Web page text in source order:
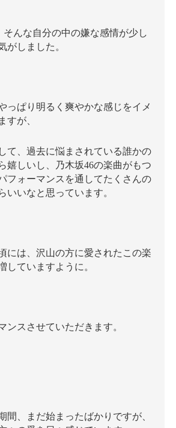
んな自分の中の嫌な感情が少し
がしました。
っぱり明るく爽やかな感じをイメ
すが、
て、過去に悩まされている誰かの
嬉しいし、乃木坂46の楽曲がもつ
フォーマンスを通してたくさんの
いいなと思っています。
には、沢山の方に愛されたこの楽
していますように。
ンスさせていただきます。
間、まだ始まったばかりですが、